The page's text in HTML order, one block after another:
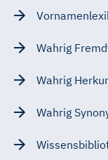
Wahrig
Wahrig
Wahrig